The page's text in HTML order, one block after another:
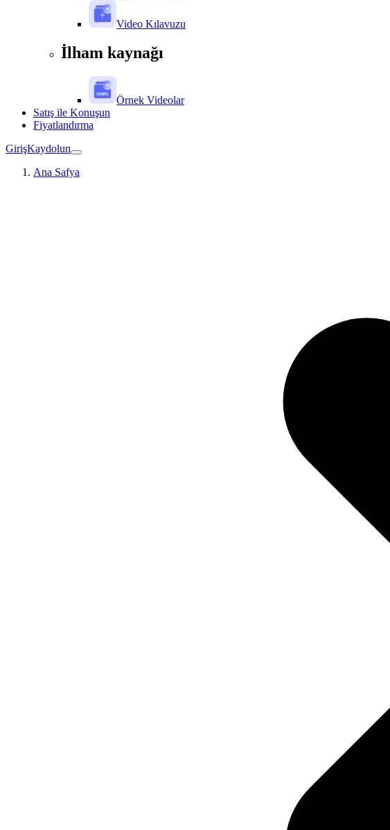
Video Kılavuzu
İlham kaynağı
Örnek Videolar
Satış ile Konuşun
Fiyatlandırma
GirişKaydolun
Ana Safya